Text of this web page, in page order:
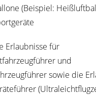
(Beispiel:
Erlaubnisse für
und
sowie die